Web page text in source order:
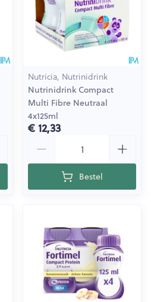
Nutricia, Nutrinidrink
Nutrinidrink Compact
Multi Fibre Neutraal
4x125ml
€ 12,33
Bestel